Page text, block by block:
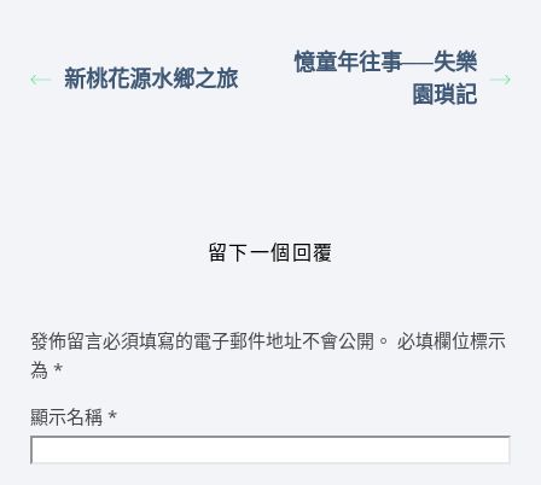
新桃花源水鄉之旅
憶童年往事──失樂
園瑣記
留下一個回覆
發佈留言必須填寫的電子郵件地址不會公開。 必填欄位標示
為 *
顯示名稱 *